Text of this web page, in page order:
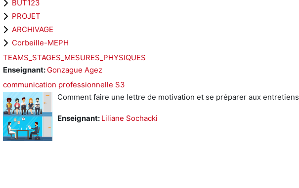
BUT123
PROJET
ARCHIVAGE
Corbeille-MEPH
TEAMS_STAGES_MESURES_PHYSIQUES
Enseignant: Gonzague Agez
communication professionnelle S3
Comment faire une lettre de motivation et se préparer aux entretiens
Enseignant: Liliane Sochacki